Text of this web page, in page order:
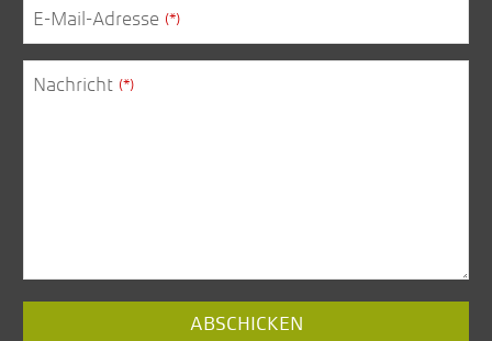
E-Mail-Adresse (*)
Nachricht (*)
ABSCHICKEN